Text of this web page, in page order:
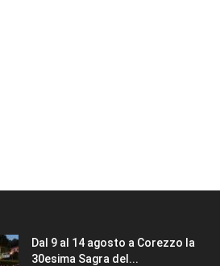
Dal 9 al 14 agosto a Corezzo la
30esima Sagra del...